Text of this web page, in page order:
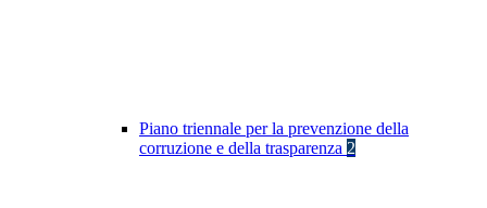
Piano triennale per la prevenzione della
corruzione e della trasparenza 2